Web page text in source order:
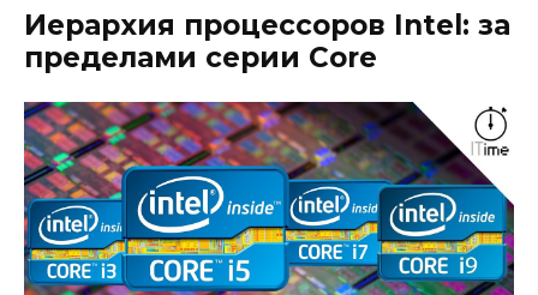
Иерархия процессоров Intel: за
пределами серии Core